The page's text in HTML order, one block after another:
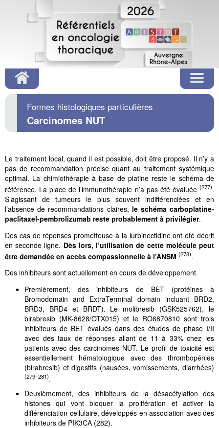
Formes histologiques particulières
Carcinomes NUT
Le traitement local, quand il est possible, doit être proposé. Il n’y a
pas de recommandation précise quant au traitement systémique
optimal. La chimiothérapie à base de platine reste le schéma de
référence. La place de l’immunothérapie n’a pas été évaluée (277).
S’agissant de tumeurs le plus souvent indifférenciées et en
l’absence de recommandations claires, le schéma carboplatine-
paclitaxel-pembrolizumab reste probablement à privilégier.
Des cas de réponses prometteuse à la lurbinectidine ont été décrit
en seconde ligne. Dès lors, l’utilisation de cette molécule peut
être demandée en accès compassionnelle à l’ANSM (278).
Des inhibiteurs sont actuellement en cours de développement.
Premièrement, des inhibiteurs de BET (protéines à
Bromodomain and ExtraTerminal domain incluant BRD2,
BRD3, BRD4 et BRDT). Le molibresib (GSK525762), le
birabresib (MK-8628/OTX015) et le RO6870810 sont trois
inhibiteurs de BET évalués dans des études de phase I/II
avec des taux de réponses allant de 11 à 33% chez les
patients avec des carcinomes NUT. Le profil de toxicité est
essentiellement hématologique avec des thrombopénies
(birabresib) et digestifs (nausées, vomissements, diarrhées)
(279–281).
Deuxièmement, des inhibiteurs de la désacétylation des
histones qui vont bloquer la prolifération et activer la
différenciation cellulaire, développés en association avec des
inhibiteurs de PIK3CA (282).